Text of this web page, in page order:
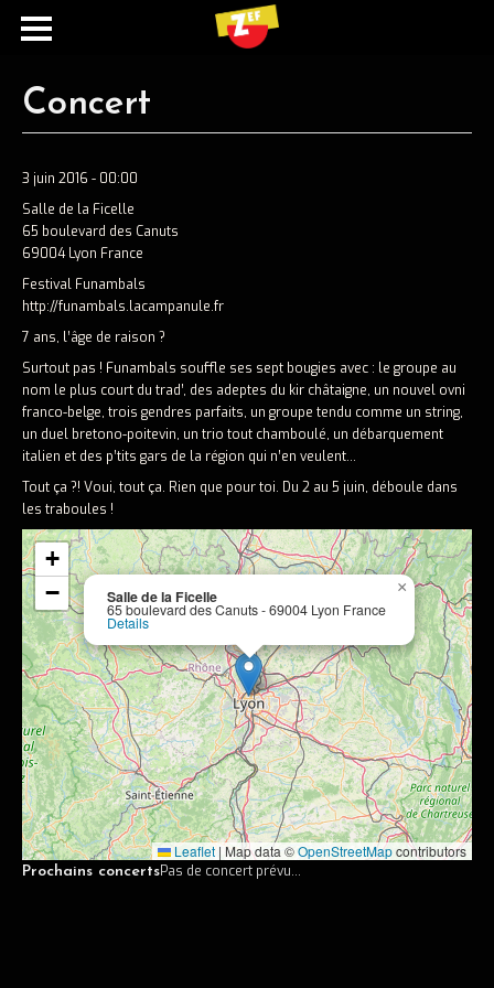
Ecouter
Spotify
Concerts
Discographie
Musiciens
Photos
Contact
Concert
3 juin 2016 - 00:00
Salle de la Ficelle
65 boulevard des Canuts
69004 Lyon France
Festival Funambals
http://funambals.lacampanule.fr
7 ans, l’âge de raison ?
Surtout pas ! Funambals souffle ses sept bougies avec : le groupe au
nom le plus court du trad’, des adeptes du kir châtaigne, un nouvel ovni
franco-belge, trois gendres parfaits, un groupe tendu comme un string,
un duel bretono-poitevin, un trio tout chamboulé, un débarquement
italien et des p’tits gars de la région qui n’en veulent…
Tout ça ?! Voui, tout ça. Rien que pour toi. Du 2 au 5 juin, déboule dans
les traboules !
Salle de la Ficelle
65 boulevard des Canuts - 69004 Lyon France
Details
×
+
−
Leaflet | Map data ©OpenStreetMapcontributors
Prochains concertsPas de concert prévu...